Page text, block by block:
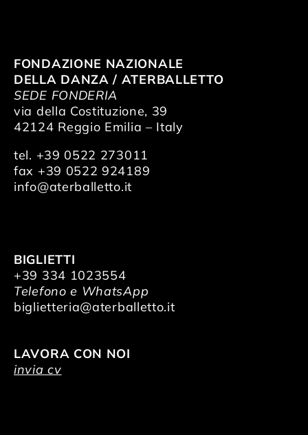
FONDAZIONE NAZIONALE
DELLA DANZA / ATERBALLETTO
SEDE FONDERIA
via della Costituzione, 39
42124 Reggio Emilia – Italy
tel. +39 0522 273011
fax +39 0522 924189
info@aterballetto.it
BIGLIETTI
+39 334 1023554
Telefono e WhatsApp
biglietteria@aterballetto.it
LAVORA CON NOI
invia cv